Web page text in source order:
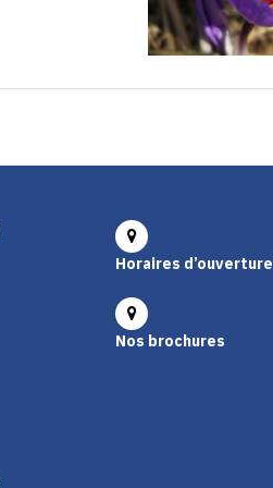
Horaires d’ouverture
Nos brochures